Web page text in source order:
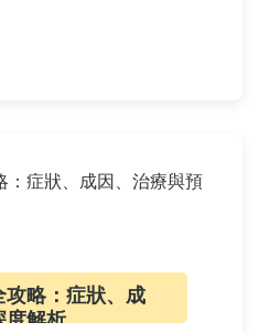
指南，幫助您做出明
略：症狀、成
度解析